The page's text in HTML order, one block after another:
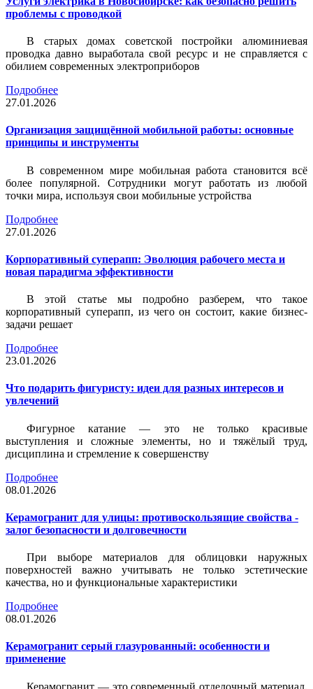
проблемы с проводкой
В старых домах советской постройки алюминиевая
проводка давно выработала свой ресурс и не справляется с
обилием современных электроприборов
Подробнее
27.01.2026
Организация защищённой мобильной работы: основные
принципы и инструменты
В современном мире мобильная работа становится всё
более популярной. Сотрудники могут работать из любой
точки мира, используя свои мобильные устройства
Подробнее
27.01.2026
Корпоративный суперапп: Эволюция рабочего места и
новая парадигма эффективности
В этой статье мы подробно разберем, что такое
корпоративный суперапп, из чего он состоит, какие бизнес-
задачи решает
Подробнее
23.01.2026
Что подарить фигуристу: идеи для разных интересов и
увлечений
Фигурное катание — это не только красивые
выступления и сложные элементы, но и тяжёлый труд,
дисциплина и стремление к совершенству
Подробнее
08.01.2026
Керамогранит для улицы: противоскользящие свойства -
залог безопасности и долговечности
При выборе материалов для облицовки наружных
поверхностей важно учитывать не только эстетические
качества, но и функциональные характеристики
Подробнее
08.01.2026
Керамогранит серый глазурованный: особенности и
применение
Керамогранит — это современный отделочный материал,